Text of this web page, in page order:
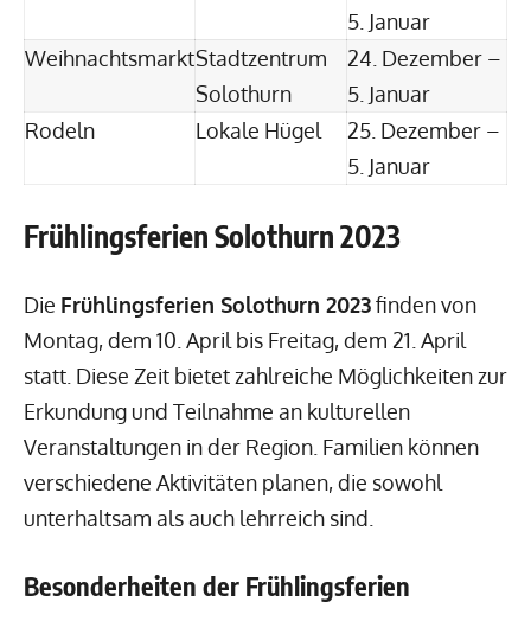
5. Januar
WeihnachtsmarktStadtzentrum
Solothurn
24. Dezember –
5. Januar
Rodeln
Lokale Hügel
25. Dezember –
5. Januar
Frühlingsferien Solothurn 2023
Die Frühlingsferien Solothurn 2023finden von
Montag, dem 10. April bis Freitag, dem 21. April
statt. Diese Zeit bietet zahlreiche Möglichkeiten zur
Erkundung und Teilnahme an kulturellen
Veranstaltungen in der Region. Familien können
verschiedene Aktivitäten planen, die sowohl
unterhaltsam als auch lehrreich sind.
Besonderheiten der Frühlingsferien